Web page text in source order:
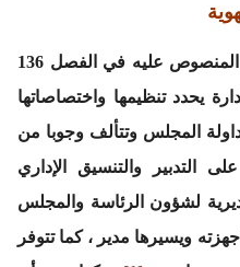
تماشيا مع روح مبدأ التدبير الحر المنصوص عليه في الفصل 136
يحدد تنظيمها واختصاصاتها
المجلس وتتألف وجوبا من
التدبير والتنسيق الإداري
لشؤون الرئاسة والمجلس
ويسيرها مدير ، كما تتوفر